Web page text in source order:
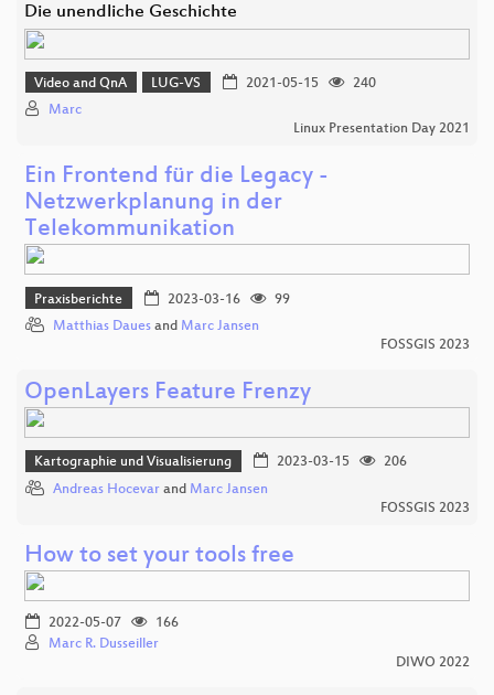
Die unendliche Geschichte
Video and QnA LUG-VS 2021-05-15
240
Marc
Linux Presentation Day 2021
Ein Frontend für die Legacy -
Netzwerkplanung in der
Telekommunikation
Praxisberichte 2023-03-16
99
Matthias Daues and Marc Jansen
FOSSGIS 2023
OpenLayers Feature Frenzy
Kartographie und Visualisierung 2023-03-15
206
Andreas Hocevar and Marc Jansen
FOSSGIS 2023
How to set your tools free
2022-05-07
166
Marc R. Dusseiller
DIWO 2022